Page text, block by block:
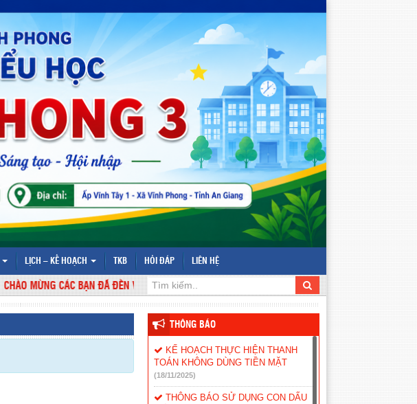
LỊCH – KẾ HOẠCH TKB HỎI ĐÁP LIÊN HỆ
MỪNG CÁC BẠN ĐÃ ĐẾN VỚI WEBSITE TRƯỜNG TIỂU HỌC VĨNH PHONG 3 - ĐỊA CHỈ: ẤP VĨNH TÂY
THÔNG BÁO
KẾ HOẠCH THỰC HIỆN THANH
TOÁN KHÔNG DÙNG TIỀN MẶT
(18/11/2025)
THÔNG BÁO SỬ DỤNG CON DẤU